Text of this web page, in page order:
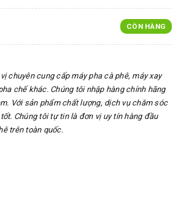
CÒN HÀNG
chuyên cung cấp máy pha cà phê, máy xay
chế khác. Chúng tôi nhập hàng chính hãng
Với sản phẩm chất lượng, dịch vụ chăm sóc
Chúng tôi tự tin là đơn vị uy tín hàng đầu
trên toàn quốc.